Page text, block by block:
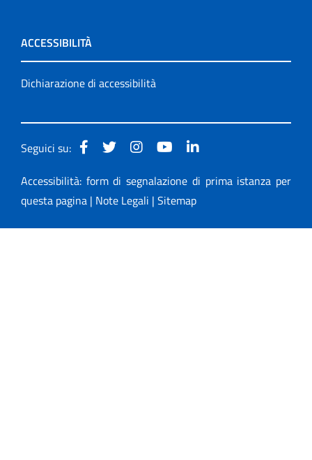
ACCESSIBILITÀ
Dichiarazione di accessibilità
Seguici su:
Accessibilità: form di segnalazione di prima istanza per
questa pagina | Note Legali | Sitemap